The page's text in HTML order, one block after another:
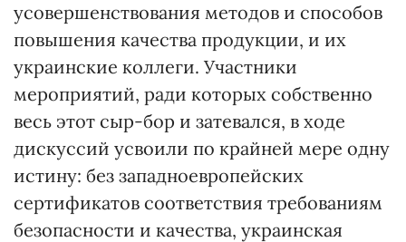
усовершенствования методов и способов
повышения качества продукции, и их
украинские коллеги. Участники
мероприятий, ради которых собственно
весь этот сыр-бор и затевался, в ходе
дискуссий усвоили по крайней мере одну
истину: без западноевропейских
сертификатов соответствия требованиям
безопасности и качества, украинская